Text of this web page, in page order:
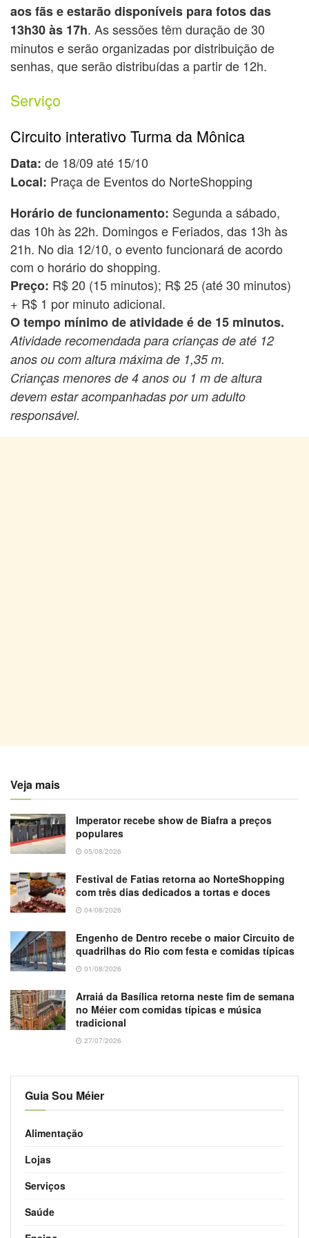
aos fãs e estarão disponíveis para fotos das
13h30 às 17h. As sessões têm duração de 30
minutos e serão organizadas por distribuição de
senhas, que serão distribuídas a partir de 12h.
Serviço
Circuito interativo Turma da Mônica
Data: de 18/09 até 15/10
Local: Praça de Eventos do NorteShopping
Horário de funcionamento: Segunda a sábado,
das 10h às 22h. Domingos e Feriados, das 13h às
21h. No dia 12/10, o evento funcionará de acordo
com o horário do shopping.
Preço: R$ 20 (15 minutos); R$ 25 (até 30 minutos)
+ R$ 1 por minuto adicional.
O tempo mínimo de atividade é de 15 minutos.
Atividade recomendada para crianças de até 12
anos ou com altura máxima de 1,35 m.
Crianças menores de 4 anos ou 1 m de altura
devem estar acompanhadas por um adulto
responsável.
Veja mais
Imperator recebe show de Biafra a preços
populares
05/08/2026
Festival de Fatias retorna ao NorteShopping
com três dias dedicados a tortas e doces
04/08/2026
Engenho de Dentro recebe o maior Circuito de
quadrilhas do Rio com festa e comidas típicas
01/08/2026
Arraiá da Basílica retorna neste fim de semana
no Méier com comidas típicas e música
tradicional
27/07/2026
Guia Sou Méier
Alimentação
Lojas
Serviços
Saúde